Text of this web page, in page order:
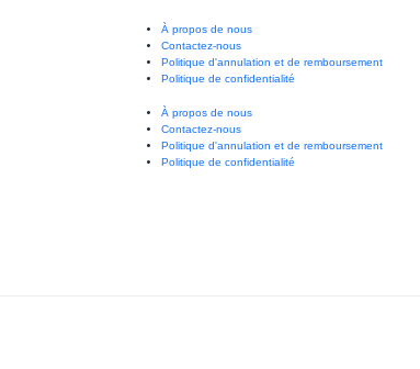
À propos de nous
Contactez-nous
Politique d'annulation et de remboursement
Politique de confidentialité
À propos de nous
Contactez-nous
Politique d'annulation et de remboursement
Politique de confidentialité